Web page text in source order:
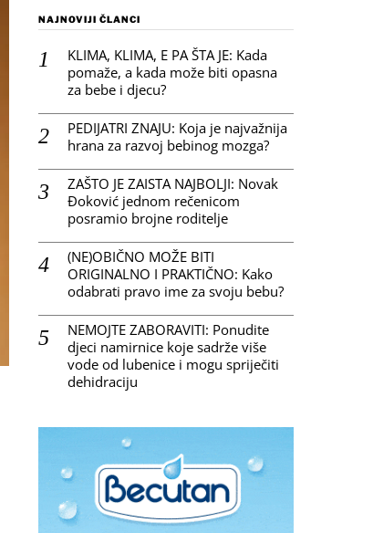
NAJNOVIJI ČLANCI
KLIMA, KLIMA, E PA ŠTA JE: Kada
pomaže, a kada može biti opasna
za bebe i djecu?
PEDIJATRI ZNAJU: Koja je najvažnija
hrana za razvoj bebinog mozga?
ZAŠTO JE ZAISTA NAJBOLJI: Novak
Đoković jednom rečenicom
posramio brojne roditelje
(NE)OBIČNO MOŽE BITI
ORIGINALNO I PRAKTIČNO: Kako
odabrati pravo ime za svoju bebu?
NEMOJTE ZABORAVITI: Ponudite
djeci namirnice koje sadrže više
vode od lubenice i mogu spriječiti
dehidraciju